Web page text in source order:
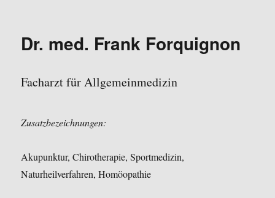
Dr. med. Frank Forquignon
Facharzt für Allgemeinmedizin
Zusatzbezeichnungen:
Akupunktur, Chirotherapie, Sportmedizin,
Naturheilverfahren, Homöopathie